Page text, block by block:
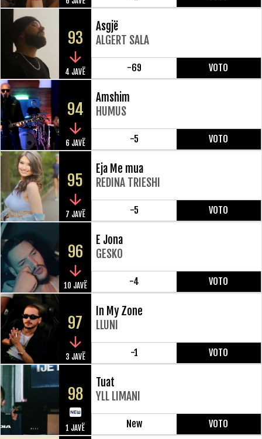
93
4 JAVË
Asgjë
ALGERT SALA
-69 VOTO
94
6 JAVË
Amshim
HUMUS
-5 VOTO
95
7 JAVË
Eja Me mua
REDINA TRIESHI
-5 VOTO
96
10 JAVË
E Jona
GESKO
-4 VOTO
97
3 JAVË
In My Zone
LLUNI
-1 VOTO
98
1 JAVË
Tuat
YLL LIMANI
New VOTO